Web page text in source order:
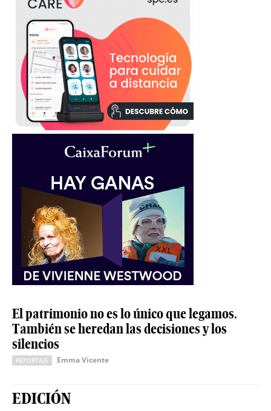
El patrimonio no es lo único que legamos.
También se heredan las decisiones y los
silencios
REPORTAJE Emma Vicente
EDICIÓN